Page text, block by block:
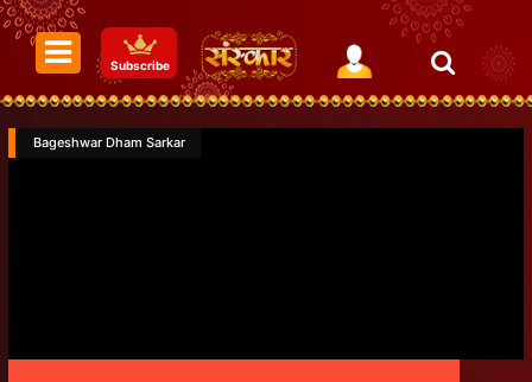
Subscribe
Bageshwar Dham Sarkar